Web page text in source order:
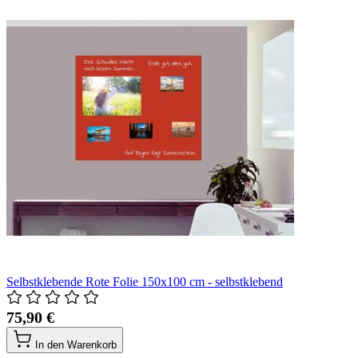
Selbstklebende Rote Folie 150x100 cm - selbstklebend
75,90 €
In den Warenkorb